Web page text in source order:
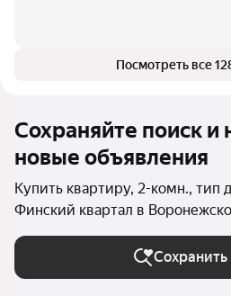
Посмотреть все
Сохраняйте поиск и
новые объявления
Купить квартиру, 2-комн.,
Финский квартал в
Сохранить